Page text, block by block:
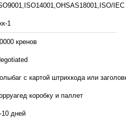
IEC
1
кренов
с картой штрихкода или
коробку и паллет
10 дней